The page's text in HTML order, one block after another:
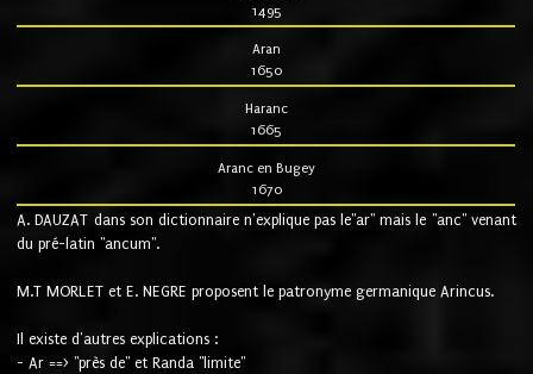
1495
Aran
1650
Haranc
1665
Aranc en Bugey
1670
A. DAUZAT dans son dictionnaire n'explique pas le"ar" mais le "anc" venant
du pré-latin "ancum".
M.T MORLET et E. NEGRE proposent le patronyme germanique Arincus.
Il existe d'autres explications :
- Ar ==> "près de" et Randa "limite"